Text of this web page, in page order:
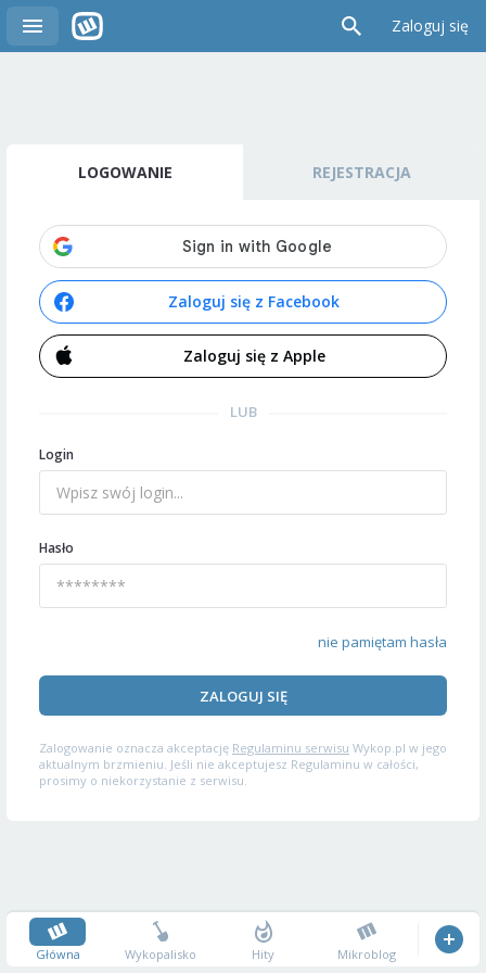
Zaloguj się
LOGOWANIE REJESTRACJA
Zaloguj się z Facebook
Zaloguj się z Apple
LUB
Login
Hasło
nie pamiętam hasła
ZALOGUJ SIĘ
Zalogowanie oznacza akceptację Regulaminu serwisu Wykop.pl w jego
aktualnym brzmieniu. Jeśli nie akceptujesz Regulaminu w całości,
prosimy o niekorzystanie z serwisu.
Główna Wykopalisko Hity Mikroblog